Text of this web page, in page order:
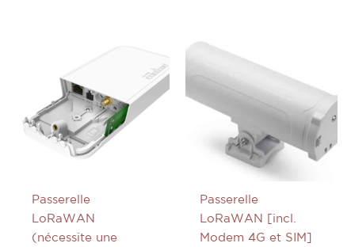
Passerelle
LoRaWAN
(nécessite une
Passerelle
LoRaWAN [incl.
Modem 4G et SIM]